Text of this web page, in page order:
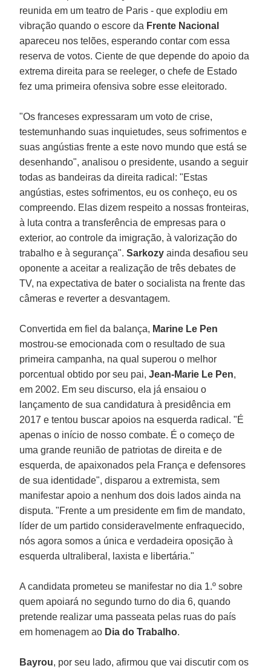
reunida em um teatro de Paris - que explodiu em
vibração quando o escore da Frente Nacional
apareceu nos telões, esperando contar com essa
reserva de votos. Ciente de que depende do apoio da
extrema direita para se reeleger, o chefe de Estado
fez uma primeira ofensiva sobre esse eleitorado.
"Os franceses expressaram um voto de crise,
testemunhando suas inquietudes, seus sofrimentos e
suas angústias frente a este novo mundo que está se
desenhando", analisou o presidente, usando a seguir
todas as bandeiras da direita radical: "Estas
angústias, estes sofrimentos, eu os conheço, eu os
compreendo. Elas dizem respeito a nossas fronteiras,
à luta contra a transferência de empresas para o
exterior, ao controle da imigração, à valorização do
trabalho e à segurança".Sarkozyainda desafiou seu
oponente a aceitar a realização de três debates de
TV, na expectativa de bater o socialista na frente das
câmeras e reverter a desvantagem.
Convertida em fiel da balança, Marine Le Pen
mostrou-se emocionada com o resultado de sua
primeira campanha, na qual superou o melhor
porcentual obtido por seu pai,Jean-Marie Le Pen,
em 2002. Em seu discurso, ela já ensaiou o
lançamento de sua candidatura à presidência em
2017 e tentou buscar apoios na esquerda radical. "É
apenas o início de nosso combate. É o começo de
uma grande reunião de patriotas de direita e de
esquerda, de apaixonados pela França e defensores
de sua identidade", disparou a extremista, sem
manifestar apoio a nenhum dos dois lados ainda na
disputa. "Frente a um presidente em fim de mandato,
líder de um partido consideravelmente enfraquecido,
nós agora somos a única e verdadeira oposição à
esquerda ultraliberal, laxista e libertária."
A candidata prometeu se manifestar no dia 1.º sobre
quem apoiará no segundo turno do dia 6, quando
pretende realizar uma passeata pelas ruas do país
em homenagem ao Dia do Trabalho.
Bayrou, por seu lado, afirmou que vai discutir com os